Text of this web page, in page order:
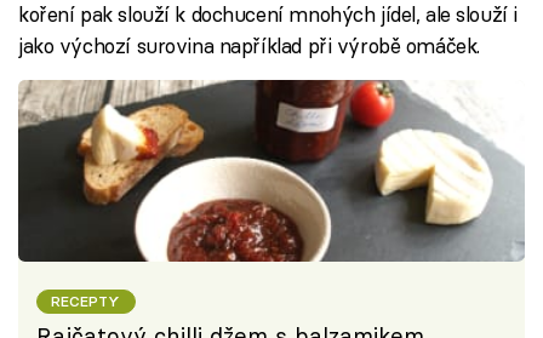
koření pak slouží k dochucení mnohých jídel, ale slouží i
jako výchozí surovina například při výrobě omáček.
RECEPTY